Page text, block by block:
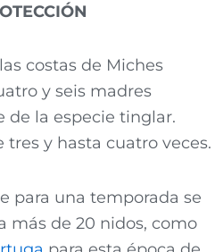
costas de Miches
y seis madres
de la especie tinglar.
tres y hasta cuatro veces.
para una temporada se
más de 20 nidos, como